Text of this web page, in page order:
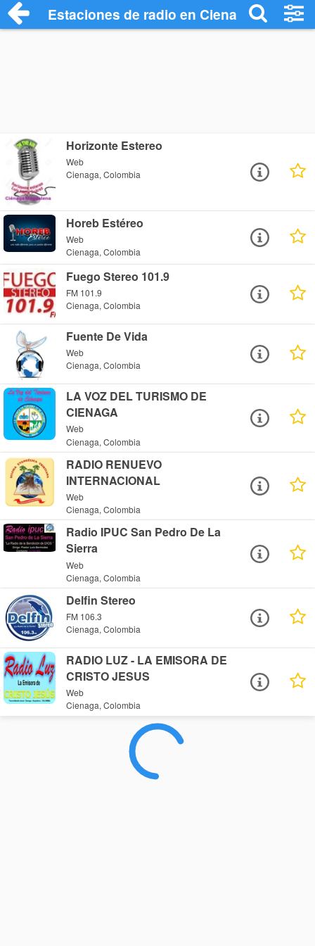
Estaciones de radio en Cienaga -
Horizonte Estereo
Web
Cienaga, Colombia
Horeb Estéreo
Web
Cienaga, Colombia
Fuego Stereo 101.9
FM 101.9
Cienaga, Colombia
Fuente De Vida
Web
Cienaga, Colombia
LA VOZ DEL TURISMO DE
CIENAGA
Web
Cienaga, Colombia
RADIO RENUEVO
INTERNACIONAL
Web
Cienaga, Colombia
Radio IPUC San Pedro De La
Sierra
Web
Cienaga, Colombia
Delfin Stereo
FM 106.3
Cienaga, Colombia
RADIO LUZ - LA EMISORA DE
CRISTO JESUS
Web
Cienaga, Colombia